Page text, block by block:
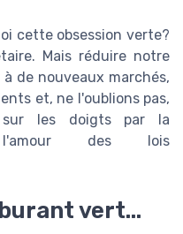
cette obsession verte?
Mais réduire notre
de nouveaux marchés,
et, ne l'oublions pas,
les doigts par la
l'amour des lois
vert...